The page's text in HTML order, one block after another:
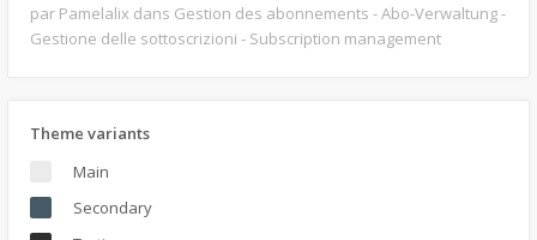
par Pamelalix dans Gestion des abonnements - Abo-Verwaltung -
Gestione delle sottoscrizioni - Subscription management
Theme variants
Main
Secondary